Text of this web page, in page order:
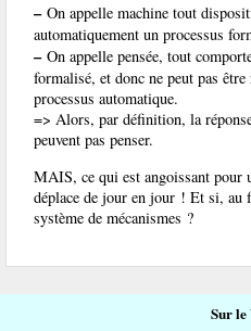
–On appelle machine tout
automatiquement un processus
–On appelle pensée, tout
formalisé, et donc ne peut pas
processus automatique.
=> Alors, par définition, la
peuvent pas penser.
MAIS, ce qui est angoissant pour
déplace de jour en jour ! Et si, au
système de mécanismes ?
Sur le